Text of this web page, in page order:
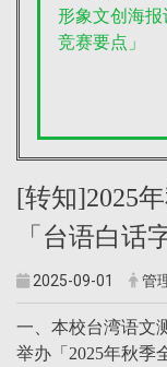
形象文创海报
竞赛要点」
[转知]2025
「台语白话
2025-09-01 管
一、本校台湾语文
举办「2025年秋季